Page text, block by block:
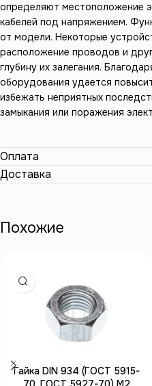
определяют местоположение
кабелей под напряжением.
от модели. Некоторые
расположение проводов и
глубину их залегания.
оборудования удается
избежать неприятных
замыкания или поражения
Оплата
Доставка
Похожие
Гайка DIN 934 (ГОСТ 5915-